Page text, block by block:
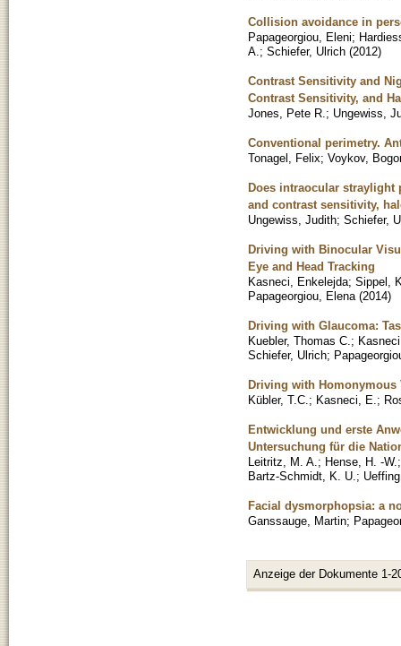
Collision avoidance in
Papageorgiou, Eleni;
A. ; Schiefer, Ulrich (2012)
Contrast Sensitivity and
Contrast Sensitivity, and
Jones, Pete R. ; Ungewiss,
Conventional perimetry.
Tonagel, Felix; Voykov,
Does intraocular straylight
and contrast sensitivity,
Ungewiss, Judith; Schiefer,
Driving with Binocular
Eye and Head Tracking
Kasneci, Enkelejda; Sippel,
Papageorgiou, Elena (2014)
Driving with Glaucoma:
Kuebler, Thomas C. ;
Schiefer, Ulrich;
Driving with Homonymous
Kübler, T.C. ; Kasneci, E. ;
Entwicklung und erste
Untersuchung für die
Leitritz, M. A. ; Hense, H. -W.
Bartz-Schmidt, K. U. ;
Facial dysmorphopsia: a
Ganssauge, Martin;
Anzeige der Dokumente 1-